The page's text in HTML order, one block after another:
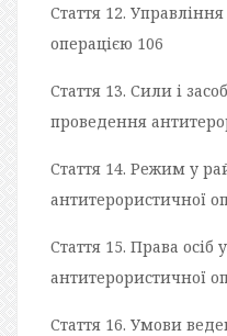
Стаття 12.
операцією 106
Стаття 13. Сили і
проведення
Стаття 14. Режим у
антитерористичної
Стаття 15. Права
антитерористичної
Стаття 16. Умови